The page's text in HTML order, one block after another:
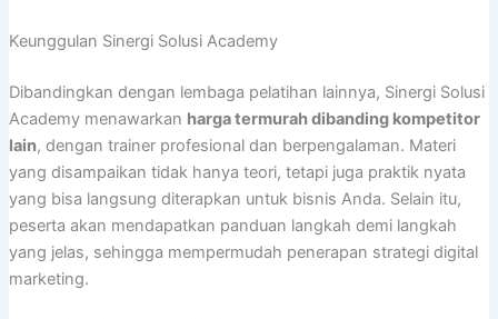
Keunggulan Sinergi Solusi Academy
Dibandingkan dengan lembaga pelatihan lainnya, Sinergi Solusi
Academy menawarkan harga termurah dibanding kompetitor
lain, dengan trainer profesional dan berpengalaman. Materi
yang disampaikan tidak hanya teori, tetapi juga praktik nyata
yang bisa langsung diterapkan untuk bisnis Anda. Selain itu,
peserta akan mendapatkan panduan langkah demi langkah
yang jelas, sehingga mempermudah penerapan strategi digital
marketing.